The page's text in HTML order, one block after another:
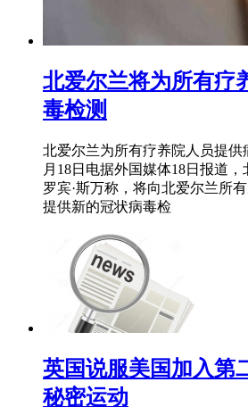
北爱尔兰将为所有疗
毒检测
北爱尔兰为所有疗养院人员提供
月18日电据外国媒体18日报道
罗宾·斯万称，将向北爱尔兰所
提供新的冠状病毒检
英国说服美国加入第
秘密运动